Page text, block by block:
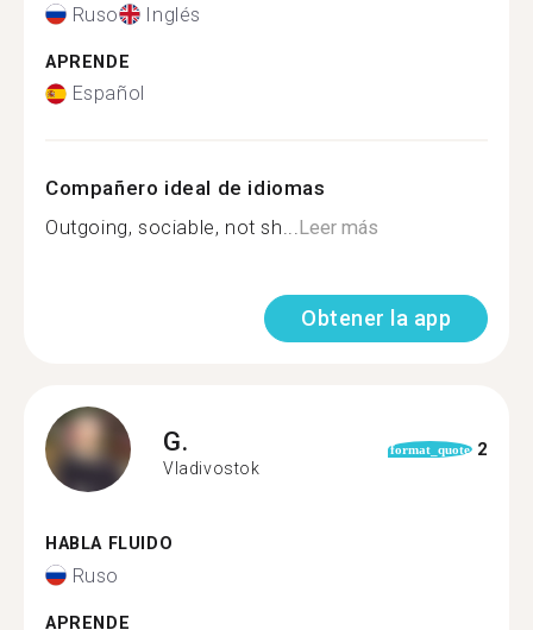
Ruso Inglés
APRENDE
Español
Compañero ideal de idiomas
Outgoing, sociable, not sh...Leer más
Obtener la app
G.
Vladivostok
format_quote 2
HABLA FLUIDO
Ruso
APRENDE